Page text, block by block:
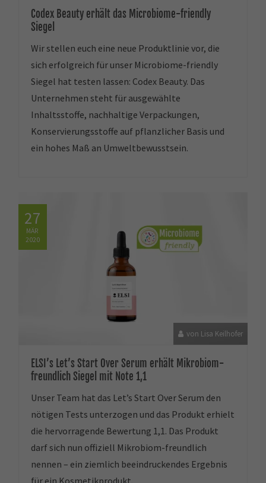
Codex Beauty erhält das Microbiome-friendly
Siegel
Wir stellen euch eine neue Produktlinie vor, die
sich erfolgreich für unser Microbiome-friendly
Siegel hat testen lassen: Codex Beauty. Das
Unternehmen steht für ausgewählte
Inhaltsstoffe, nachhaltige Verpackungen,
Konservierungsstoffe auf pflanzlicher Basis und
ein hohes Maß an Umweltbewusstsein.
27
MÄR
2020
von Lisa Keilhofer
ELSI’s Let’s Start Over Serum erhält Mikrobiom-
freundlich Siegel mit Note 1,1
Unser Team hat das Let’s Start Over Serum den
nötigen Tests unterzogen und das Produkt erhielt
die hervorragende Bewertung 1,1. Das Produkt
darf sich nun offiziell Mikrobiom-freundlich
nennen – ein ziemlich beeindruckendes Ergebnis